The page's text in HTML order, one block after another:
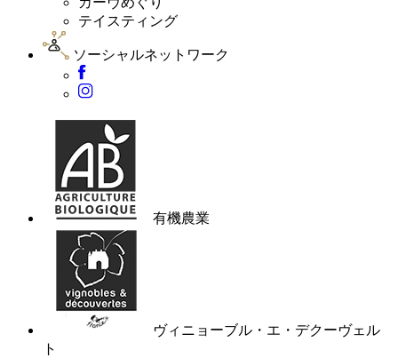
テイスティング
ソーシャルネットワーク
有機農業
ヴィニョーブル・エ・デクーヴェル
ト